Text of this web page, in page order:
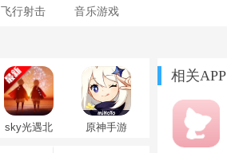
飞行射击 音乐游戏
sky光遇北
原神手游
v6.6.0_44318314_44476906
相关APP